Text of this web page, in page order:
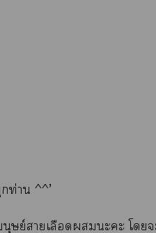
ท่าน ^^’
นุษย์าเลือดะะ โ